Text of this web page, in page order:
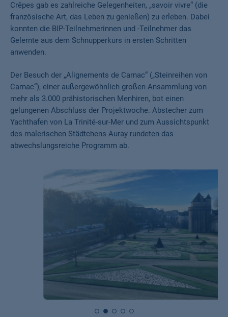
Crêpes gab es zahlreiche Gelegenheiten, „savoir vivre“ (die
französische Art, das Leben zu genießen) zu erleben. Dabei
konnten die BIP-Teilnehmerinnen und -Teilnehmer das
Gelernte aus dem Schnupperkurs in ersten Schritten
anwenden.
Der Besuch der „Alignements de Carnac“ („Steinreihen von
Carnac“), einer außergewöhnlich großen Ansammlung von
mehr als 3.000 prähistorischen Menhiren, bot einen
gelungenen Abschluss der Projektwoche. Abstecher zum
Yachthafen von La Trinité-sur-Mer und zum Aussichtspunkt
des malerischen Städtchens Auray rundeten das
abwechslungsreiche Programm ab.